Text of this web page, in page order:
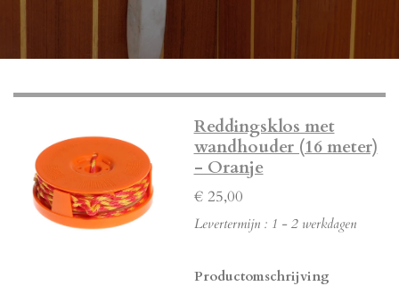
Reddingsklos met
wandhouder (16 meter)
- Oranje
€ 25,00
Levertermijn : 1 - 2 werkdagen
Productomschrijving